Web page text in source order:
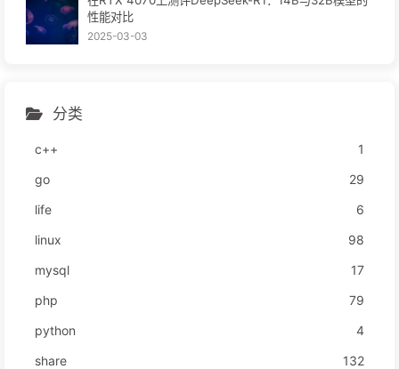
性能对比
2025-03-03
分类
c++
1
go
29
life
6
linux
98
mysql
17
php
79
python
4
share
132